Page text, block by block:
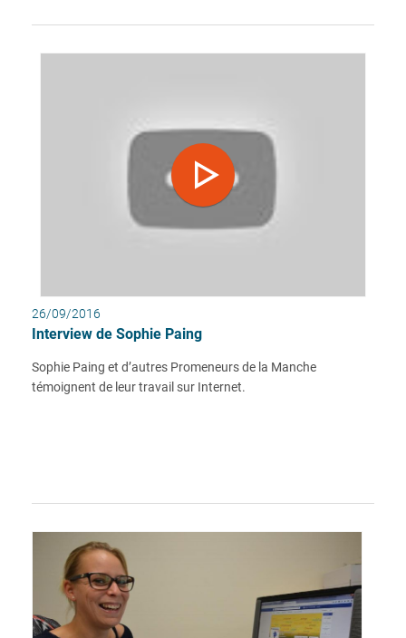
26/09/2016
Interview de Sophie Paing
Sophie Paing et d’autres Promeneurs de la Manche
témoignent de leur travail sur Internet.